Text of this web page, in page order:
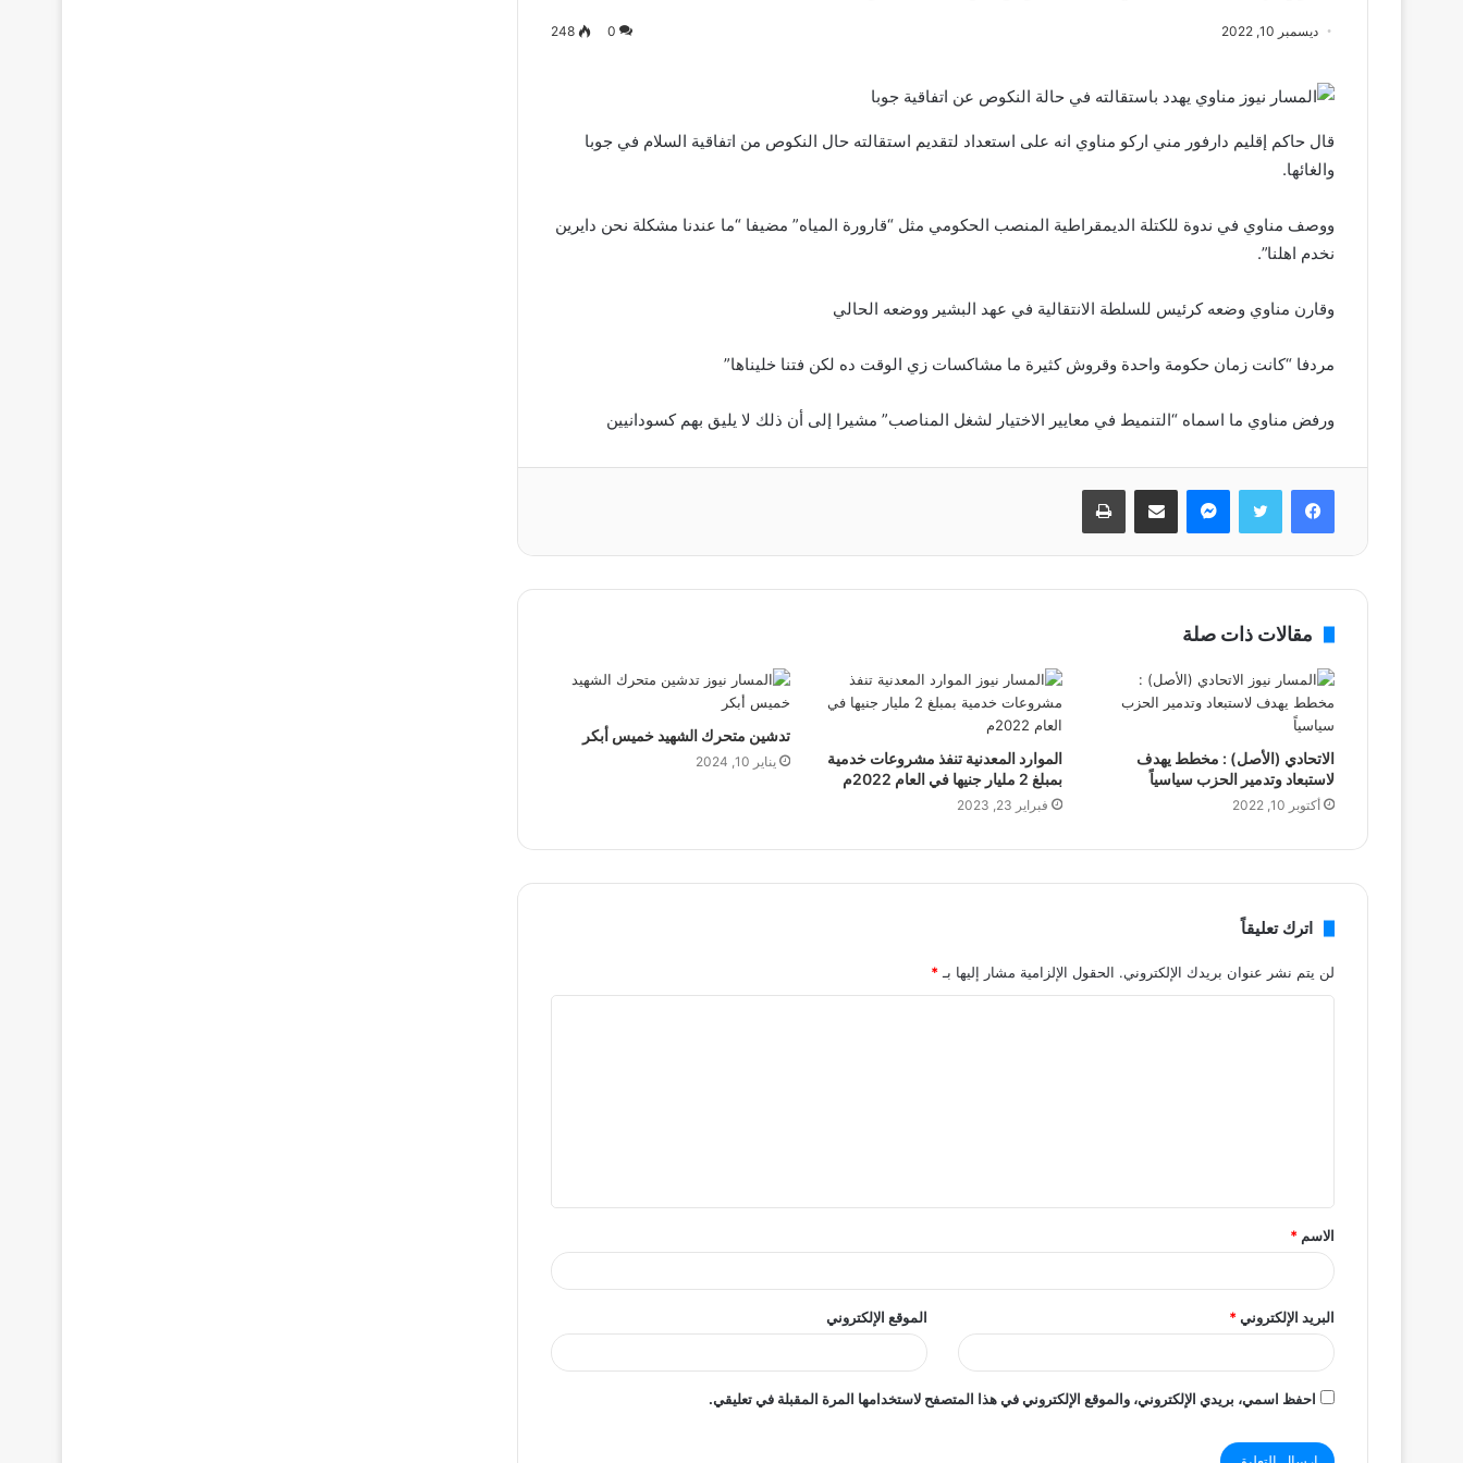
ديسمبر 10, 2022 0
248
قال حاكم إقليم دارفور مني اركو مناوي انه على استعداد لتقديم استقالته حال النكوص من اتفاقية السلام في جوبا
والغائها.
ووصف مناوي في ندوة للكتلة الديمقراطية المنصب الحكومي مثل “قارورة المياه” مضيفا “ما عندنا مشكلة نحن دايرين
نخدم اهلنا”.
وقارن مناوي وضعه كرئيس للسلطة الانتقالية في عهد البشير ووضعه الحالي
مردفا “كانت زمان حكومة واحدة وقروش كثيرة ما مشاكسات زي الوقت ده لكن فتنا خليناها”
ورفض مناوي ما اسماه “التنميط في معايير الاختيار لشغل المناصب” مشيرا إلى أن ذلك لا يليق بهم كسودانيين
فيسبوك تويتر ماسنجر مشاركة عبر البريد طباعة
مقالات ذات صلة
الاتحادي (الأصل) : مخطط يهدف
لاستبعاد وتدمير الحزب سياسياً
أكتوبر 10, 2022
الموارد المعدنية تنفذ مشروعات خدمية
بمبلغ 2 مليار جنيها في العام 2022م
فبراير 23, 2023
تدشين متحرك الشهيد خميس أبكر
يناير 10, 2024
اترك تعليقاً
لن يتم نشر عنوان بريدك الإلكتروني. الحقول الإلزامية مشار إليها بـ *
ق
*
الاسم *
البريد الإلكتروني* الموقع الإلكتروني
احفظ اسمي، بريدي الإلكتروني، والموقع الإلكتروني في هذا المتصفح لاستخدامها المرة المقبلة في تعليقي.